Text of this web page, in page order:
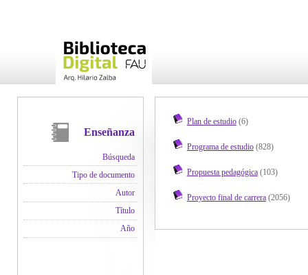
Enseñanza
Búsqueda
Tipo de documento
Autor
Título
Año
Plan de estudio(6)
Programa de estudio(828)
Propuesta pedagógica(103)
Proyecto final de carrera(2056)